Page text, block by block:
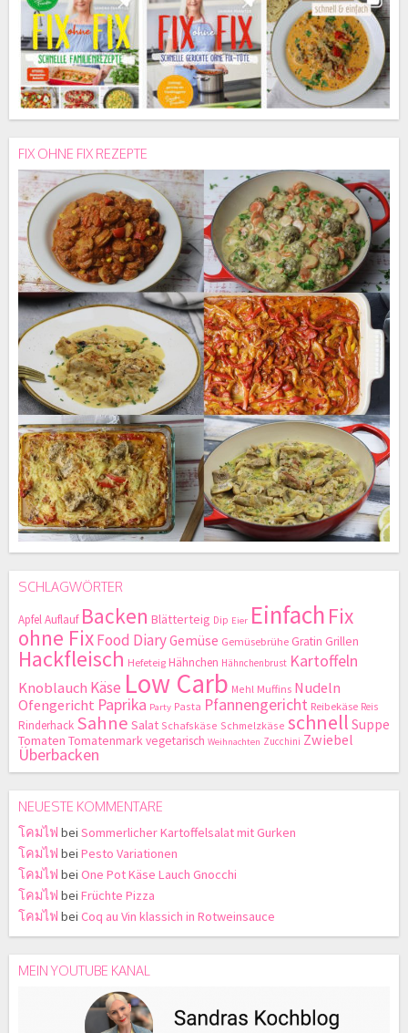
FIX OHNE FIX REZEPTE
SCHLAGWÖRTER
ApfelAuflauf Backen Blätterteig Dip Eier Einfach Fix
ohne FixFood DiaryGemüse Gemüsebrühe Gratin Grillen
Hackfleisch Hefeteig Hähnchen Hähnchenbrust Kartoffeln
Knoblauch Käse Low Carb Mehl Muffins Nudeln
Ofengericht Paprika Party Pasta Pfannengericht Reibekäse Reis
Rinderhack Sahne Salat Schafskäse Schmelzkäse schnell Suppe
Tomaten Tomatenmarkvegetarisch Weihnachten Zucchini Zwiebel
Überbacken
NEUESTE KOMMENTARE
โคมไฟ bei Sommerlicher Kartoffelsalat mit Gurken
โคมไฟ bei Pesto Variationen
โคมไฟ bei One Pot Käse Lauch Gnocchi
โคมไฟ bei Früchte Pizza
โคมไฟ bei Coq au Vin klassich in Rotweinsauce
MEIN YOUTUBE KANAL